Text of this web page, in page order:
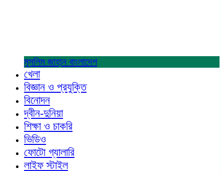
মুসলিম জাহান বাংলাদেশ
খেলা
বিজ্ঞান ও প্রযুক্তি
বিনোদন
দ্বীন-দুনিয়া
শিক্ষা ও চাকরি
ভিডিও
ফোটো গ্যালারি
লাইফ স্টাইল